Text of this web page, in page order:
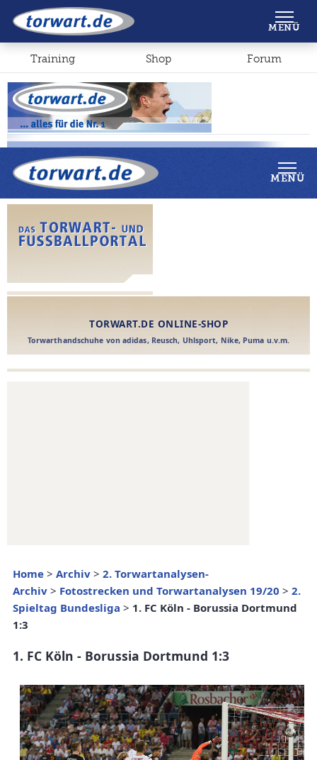
Shop Forum
MENÜ
Home > Archiv > 2. Torwartanalysen-
Archiv > Fotostrecken und Torwartanalysen 19/20 > 2.
Spieltag Bundesliga > 1. FC Köln - Borussia Dortmund
1:3
1. FC Köln - Borussia Dortmund 1:3